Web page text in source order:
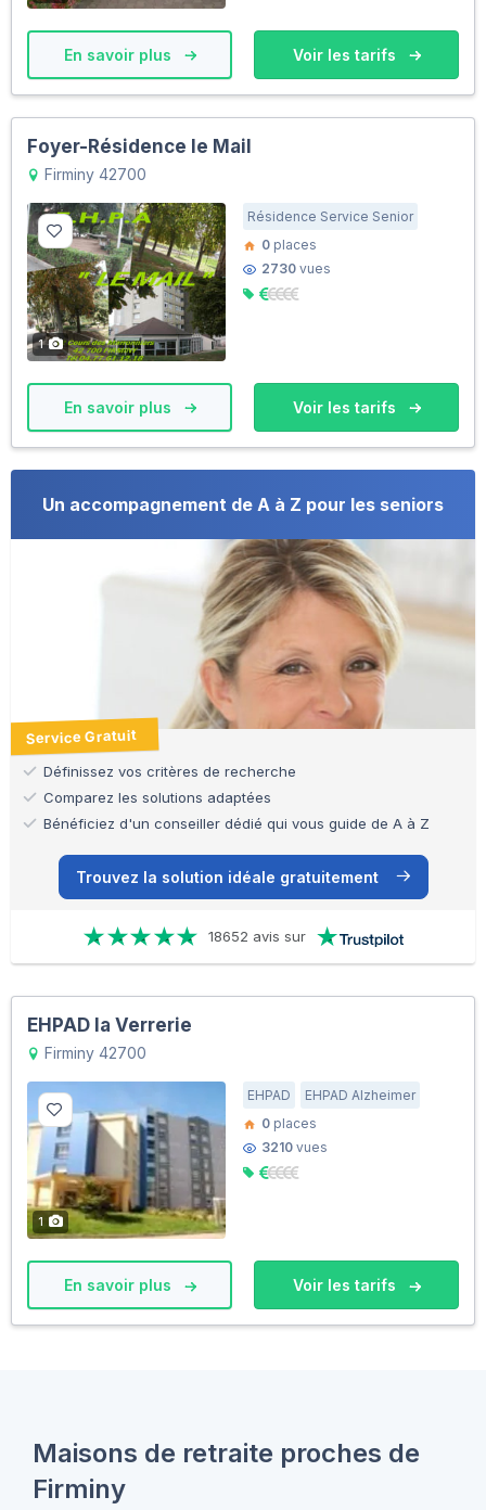
En savoir plus Voir les tarifs
Foyer-Résidence le Mail
Firminy 42700
1
Résidence Service Senior
0 places
2730 vues
En savoir plus Voir les tarifs
Un accompagnement de A à Z pour les seniors
Service Gratuit
Définissez vos critères de recherche
Comparez les solutions adaptées
Bénéficiez d'un conseiller dédié qui vous guide de A à Z
Trouvez la solution idéale gratuitement
18652 avis sur
EHPAD la Verrerie
Firminy 42700
1
EHPAD
EHPAD Alzheimer
0 places
3210 vues
En savoir plus Voir les tarifs
Maisons de retraite proches de
Firminy